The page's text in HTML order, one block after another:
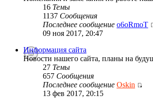
16 Темы
1137 Сообщения
Последнее сообщение o6oRmoT
09 ноя 2017, 20:47
Информация сайта
Новости нашего сайта, планы на
27 Темы
657 Сообщения
Последнее сообщение Oskin
13 фев 2017, 20:15